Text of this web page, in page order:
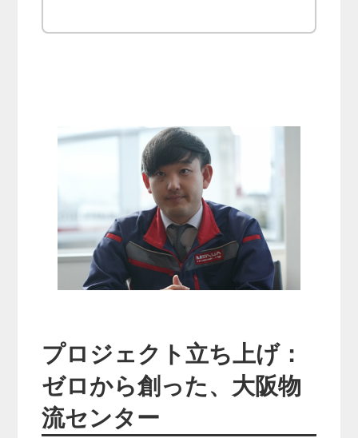
プロジェクト立ち上げ：
ゼロから創った、大阪物
流センター